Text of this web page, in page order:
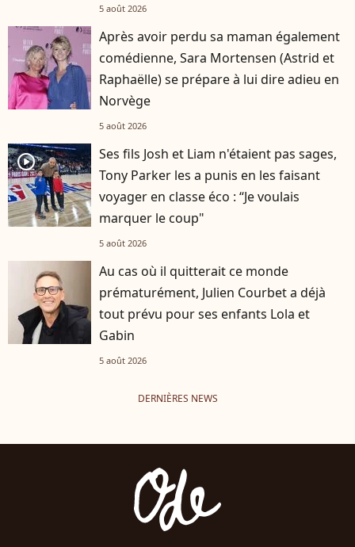
5 août 2026
Après avoir perdu sa maman également
comédienne, Sara Mortensen (Astrid et
Raphaëlle) se prépare à lui dire adieu en
Norvège
5 août 2026
player2
Ses fils Josh et Liam n'étaient pas sages,
Tony Parker les a punis en les faisant
voyager en classe éco : “Je voulais
marquer le coup"
5 août 2026
Au cas où il quitterait ce monde
prématurément, Julien Courbet a déjà
tout prévu pour ses enfants Lola et
Gabin
5 août 2026
DERNIÈRES NEWS